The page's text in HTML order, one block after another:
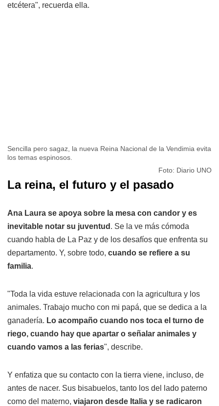
etcétera", recuerda ella.
Sencilla pero sagaz, la nueva Reina Nacional de la Vendimia evita
los temas espinosos.
Foto: Diario UNO
La reina, el futuro y el pasado
Ana Laura se apoya sobre la mesa con candor y es
inevitable notar su juventud . Se la ve más cómoda
cuando habla de La Paz y de los desafíos que enfrenta su
departamento. Y, sobre todo, cuando se refiere a su
familia.
"Toda la vida estuve relacionada con la agricultura y los
animales. Trabajo mucho con mi papá, que se dedica a la
ganadería. Lo acompaño cuando nos toca el turno de
riego, cuando hay que apartar o señalar animales y
cuando vamos a las ferias", describe.
Y enfatiza que su contacto con la tierra viene, incluso, de
antes de nacer. Sus bisabuelos, tanto los del lado paterno
como del materno, viajaron desde Italia y se radicaron